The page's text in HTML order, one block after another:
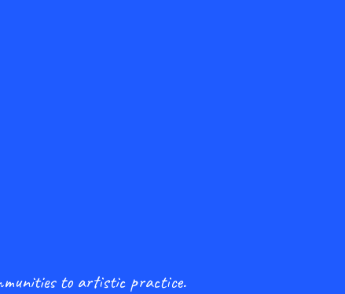
to artistic practice.